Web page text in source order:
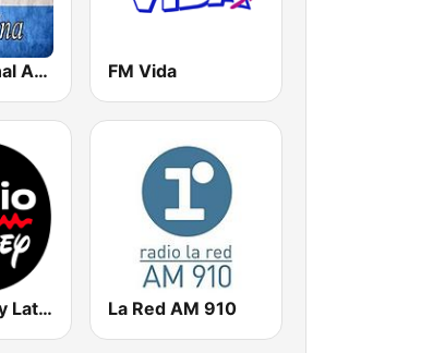
Rock Nacional Argentina FM Vida
Radio Disney Latinoamérica La Red AM 910